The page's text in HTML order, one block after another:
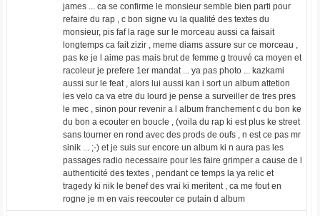
james ... ca se confirme le monsieur semble bien parti pour
refaire du rap , c bon signe vu la qualité des textes du
monsieur, pis faf la rage sur le morceau aussi ca faisait
longtemps ca fait zizir , meme diams assure sur ce morceau ,
pas ke je l aime pas mais brut de femme g trouvé ca moyen et
racoleur je prefere 1er mandat ... ya pas photo ... kazkami
aussi sur le feat , alors lui aussi kan i sort un album attetion
les velo ca va etre du lourd je pense a surveiller de tres pres
le mec , sinon pour revenir a l album franchement c du bon ke
du bon a ecouter en boucle , (voila du rap ki est plus ke street
sans tourner en rond avec des prods de oufs , n est ce pas mr
sinik ... ;-) et je suis sur encore un album ki n aura pas les
passages radio necessaire pour les faire grimper a cause de l
authenticité des textes , pendant ce temps la ya relic et
tragedy ki nik le benef des vrai ki meritent , ca me fout en
rogne je m en vais reecouter ce putain d album